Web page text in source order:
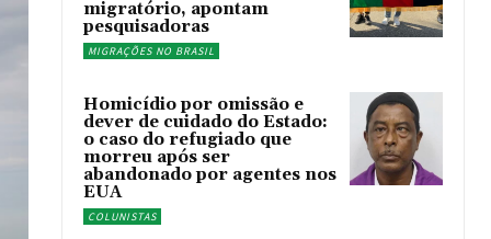
migratório, apontam
pesquisadoras
MIGRAÇÕES NO BRASIL
Homicídio por omissão e
dever de cuidado do Estado:
o caso do refugiado que
morreu após ser
abandonado por agentes nos
EUA
COLUNISTAS